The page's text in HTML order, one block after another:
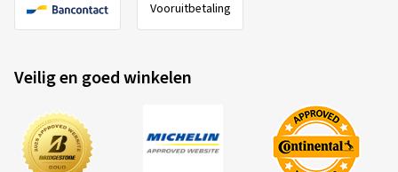
Vooruitbetaling
Veilig en goed winkelen